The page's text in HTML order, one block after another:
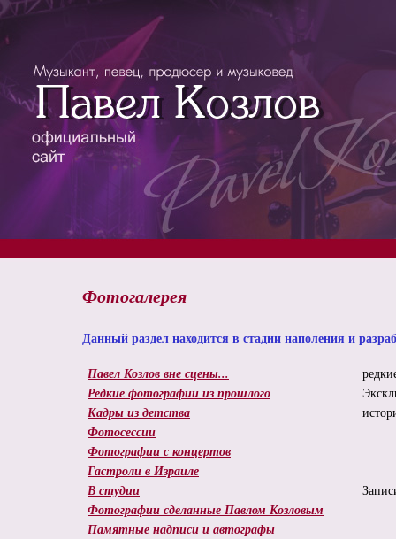
Фотогалерея
Данный раздел находится в стадии наполения и
Павел Козлов вне сцены...
Редкие фотографии из прошлого
Кадры из детства
Фотосессии
Фотографии с концертов
Гастроли в Израиле
В студии
Фотографии сделанные Павлом Козловым
Памятные надписи и автографы